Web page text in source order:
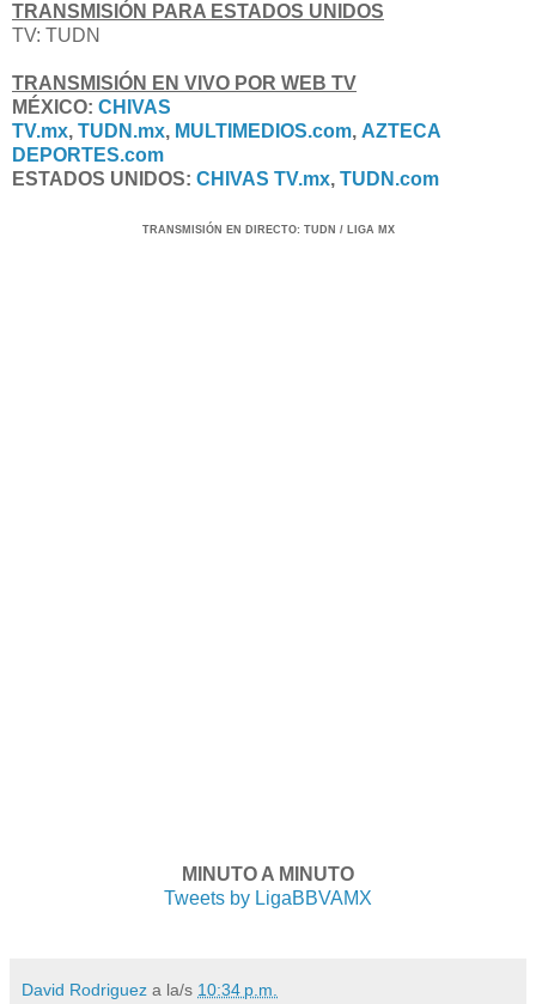
TRANSMISIÓN PARA ESTADOS UNIDOS
TV: TUDN
TRANSMISIÓN EN VIVO POR WEB TV
MÉXICO: CHIVAS
TV.mx, TUDN.mx, MULTIMEDIOS.com, AZTECA
DEPORTES.com
ESTADOS UNIDOS: CHIVAS TV.mx, TUDN.com
TRANSMISIÓN EN DI RECTO: TUDN / LIGA MX
MINUTO A MINUTO
Tweets by LigaBBVAMX
David Rodriguez a la/s 10:34 p.m.